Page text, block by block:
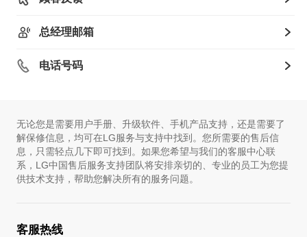
总经理邮箱
电话号码
无论您是需要用户手册、升级软件、手机产品支持，还是需要了
解保修信息，均可在LG服务与支持中找到。您所需要的售后信
息，只需轻点几下即可找到。如果您希望与我们的客服中心联
系，LG中国售后服务支持团队将安排亲切的、专业的员工为您提
供技术支持，帮助您解决所有的服务问题。
客服热线